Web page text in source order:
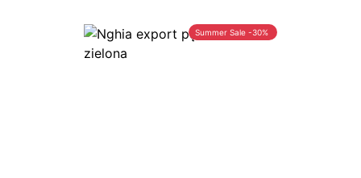
Summer Sale -30%